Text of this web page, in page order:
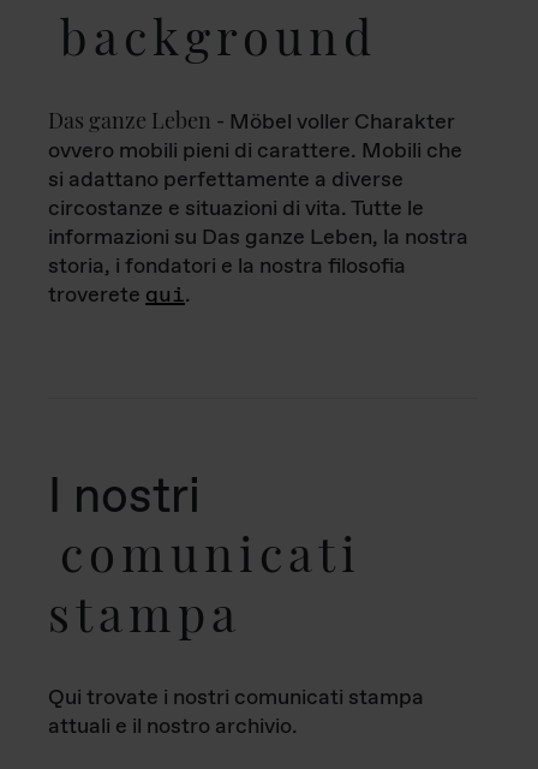
background
Das ganze Leben - Möbel voller Charakter
ovvero mobili pieni di carattere. Mobili che
si adattano perfettamente a diverse
circostanze e situazioni di vita. Tutte le
informazioni su Das ganze Leben, la nostra
storia, i fondatori e la nostra filosofia
troverete qui.
I nostri
comunicati
stampa
Qui trovate i nostri comunicati stampa
attuali e il nostro archivio.